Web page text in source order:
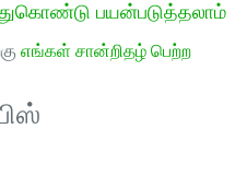
பயன்படுத்தலாம்
எங்கள் சான்றிதழ் பெற்ற